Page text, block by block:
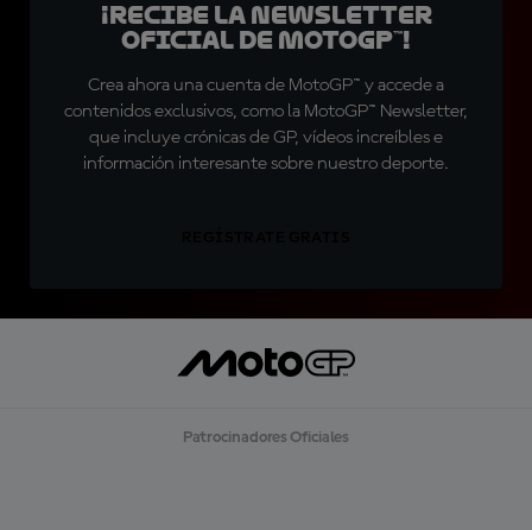
¡Recibe la Newsletter
oficial de MotoGP™!
Crea ahora una cuenta de MotoGP™ y accede a
contenidos exclusivos, como la MotoGP™ Newsletter,
que incluye crónicas de GP, vídeos increíbles e
información interesante sobre nuestro deporte.
Patrocinadores Oficiales